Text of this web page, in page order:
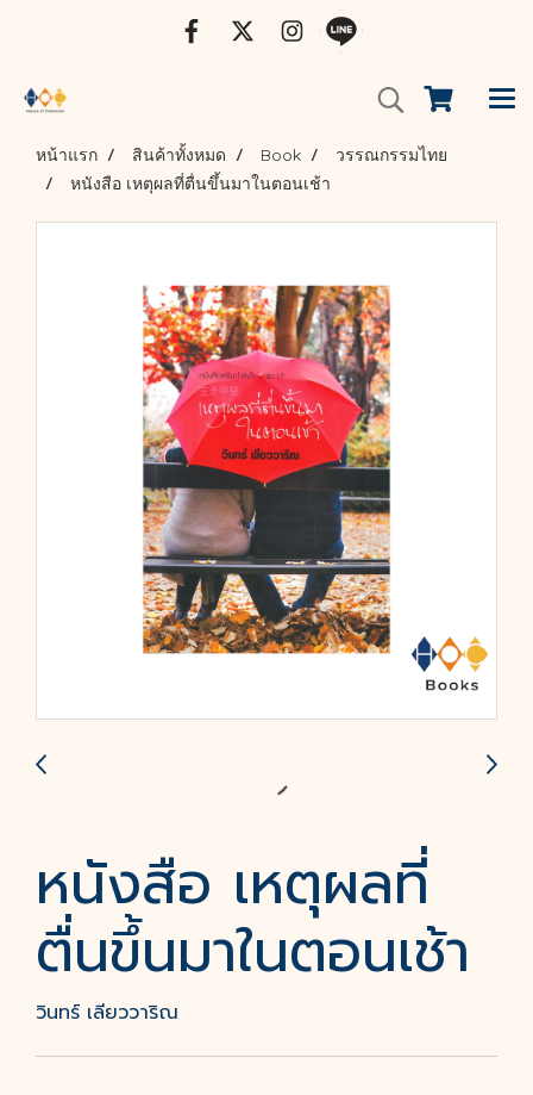
หน้าแรก สินค้าทั้งหมด Book
วรรณกรรมไทย
หนังสือ เหตุผลที่ตื่นขึ้นมาในตอนเช้า
หนังสือ เหตุผลที่
ตื่นขึ้นมาในตอนเช้า
วินทร์ เลียววาริณ